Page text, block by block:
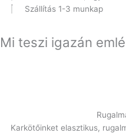
Szállítás 1-3 munkap
Mi teszi igazán
Karkötőinket elasztikus,